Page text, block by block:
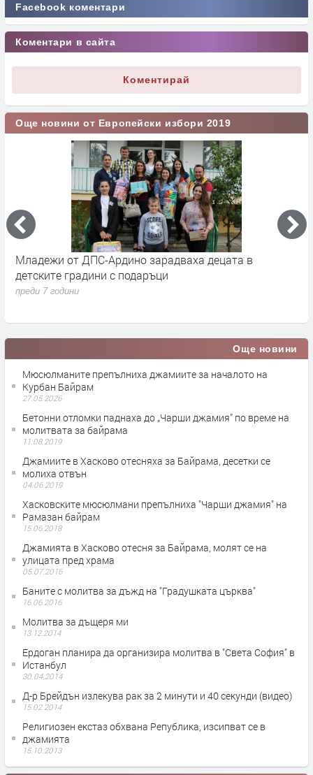
Facebook коментари
Коментари в сайта
Коментирай
Още новини от Европейски избори 2019
Младежи от ДПС-Ардино зарадваха децата в
детските градини с подаръци
преди 7 години
Още новини
Мюсюлманите препълниха джамиите за началото на
Курбан Байрам
27.05.2026
Бетонни отломки паднаха до „Чарши джамия” по време на
молитвата за байрама
11.08.2019
Джамиите в Хасково отесняха за Байрама, десетки се
молиха отвън
04.06.2019
Хасковските мюсюлмани препълниха "Чарши джамия" на
Рамазан байрам
15.06.2018
Джамията в Хасково отесня за Байрама, молят се на
улицата пред храма
05.07.2016
Баните с молитва за дъжд на "Градушката църква"
16.06.2016
Молитва за дъщеря ми
13.12.2014
Ердоган планира да организира молитва в "Света София" в
Истанбул
30.04.2014
Д-р Брейдън излекува рак за 2 минути и 40 секунди (видео)
15.02.2014
Религиозен екстаз обхвана Република, изсипват се в
джамията
15.10.2013